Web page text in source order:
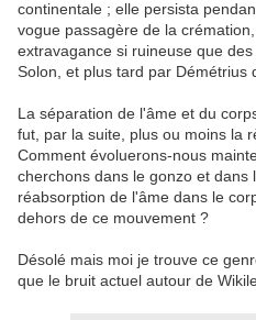
continentale ; elle persista
vogue passagère de la
extravagance si ruineuse que
Solon, et plus tard par Démétrius
La séparation de l'âme et du
fut, par la suite, plus ou moins la
Comment évoluerons-nous
cherchons dans le gonzo et dans
réabsorption de l'âme dans le
dehors de ce mouvement ?
Désolé mais moi je trouve ce
que le bruit actuel autour de